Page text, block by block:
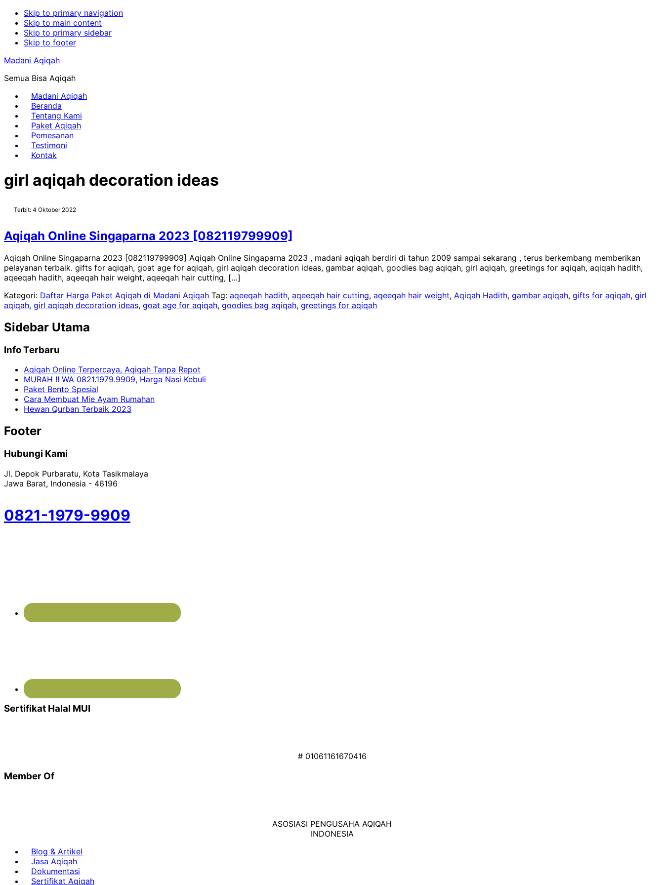
Skip to primary navigation
Skip to main content
Skip to primary sidebar
Skip to footer
Madani Aqiqah
Semua Bisa Aqiqah
Madani Aqiqah
Beranda
Tentang Kami
Paket Aqiqah
Pemesanan
Testimoni
Kontak
girl aqiqah decoration ideas
Terbit: 4 Oktober 2022
Aqiqah Online Singaparna 2023 [082119799909]
Aqiqah Online Singaparna 2023 [082119799909] Aqiqah Online Singaparna 2023 , madani aqiqah berdiri di tahun 2009 sampai sekarang , terus berkembang memberikan
pelayanan terbaik. gifts for aqiqah, goat age for aqiqah, girl aqiqah decoration ideas, gambar aqiqah, goodies bag aqiqah, girl aqiqah, greetings for aqiqah, aqiqah hadith,
aqeeqah hadith, aqeeqah hair weight, aqeeqah hair cutting, […]
Kategori: Daftar Harga Paket Aqiqah di Madani Aqiqah Tag: aqeeqah hadith, aqeeqah hair cutting, aqeeqah hair weight, Aqiqah Hadith, gambar aqiqah, gifts for aqiqah, girl
aqiqah, girl aqiqah decoration ideas, goat age for aqiqah, goodies bag aqiqah, greetings for aqiqah
Sidebar Utama
Info Terbaru
Aqiqah Online Terpercaya, Aqiqah Tanpa Repot
MURAH !! WA 0821.1979.9909, Harga Nasi Kebuli
Paket Bento Spesial
Cara Membuat Mie Ayam Rumahan
Hewan Qurban Terbaik 2023
Footer
Hubungi Kami
Jl. Depok Purbaratu, Kota Tasikmalaya
Jawa Barat, Indonesia - 46196
0821-1979-9909
Sertifikat Halal MUI
# 01061161670416
Member Of
ASOSIASI PENGUSAHA AQIQAH
INDONESIA
Blog & Artikel
Jasa Aqiqah
Dokumentasi
Sertifikat Aqiqah